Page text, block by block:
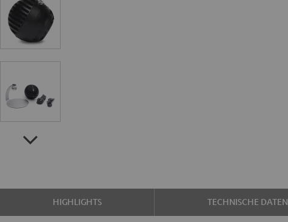
HIGHLIGHTS TECHNISCHE DATEN